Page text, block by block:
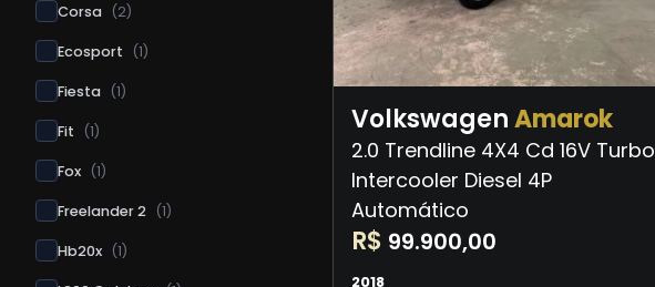
Corsa (2)
Ecosport (1)
Fiesta (1)
Fit (1)
Fox (1)
Freelander 2 (1)
Hb20x (1)
VolkswagenAmarok
2.0 Trendline 4X4 Cd 16V Turbo
Intercooler Diesel 4P
Automático
R$ 99.900,00
2018